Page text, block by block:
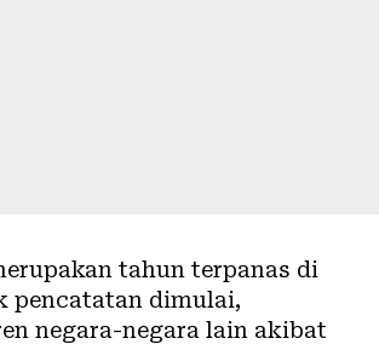
tahun terpanas di
pencatatan dimulai,
negara-negara lain akibat